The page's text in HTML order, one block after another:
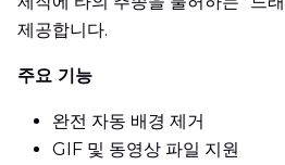
제공합니다.
주요 기능
완전 자동 배경 제거
GIF 및 동영상 파일 지원